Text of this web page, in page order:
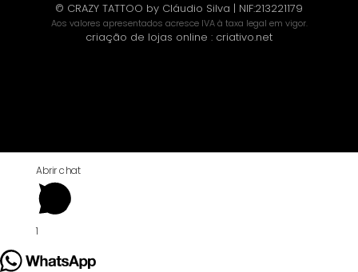
© CRAZY TATTOO by Cláudio Silva | NIF:213221179
Aos valores apresentados acresce IVA à taxa legal em vigor.
criação de lojas online : criativo.net
Abrir chat
1